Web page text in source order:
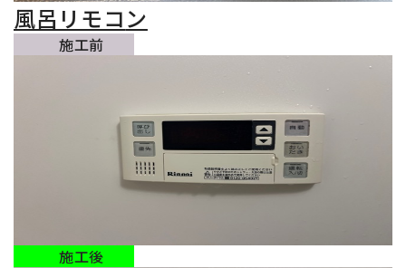
風呂リモコン
施工前
施工後